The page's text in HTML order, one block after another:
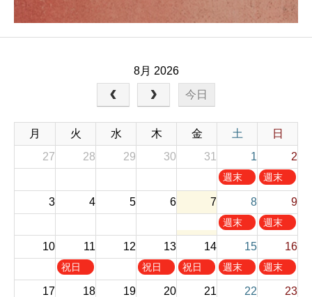
8月 2026
今日
月 火 水 木 金 土
日
27
28 29 30 31 1 2
土
曜
,
8
1
s
週末
お休
日
曜
,
8
2
n
週末
お休
3 4 5 6 7 8 9
土
曜
,
8
週末
お休
日
曜
,
8
週末
お休
10 11 12 13 14 15 16
火
曜
祝日
木
曜
祝日
金
曜
祝日
土
曜
週末
お休
日
曜
週末
お休
17 18 19 20 21 22 23